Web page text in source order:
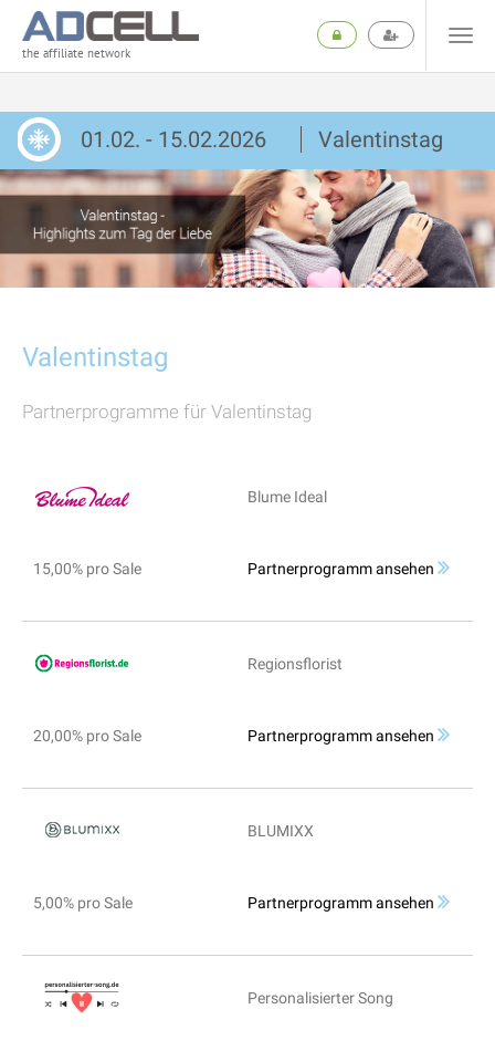
the affiliate network
01.02. - 15.02.2026 Valentinstag
Valentinstag
Partnerprogramme für Valentinstag
Blume Ideal
15,00% pro Sale Partnerprogramm ansehen
Regionsflorist
20,00% pro Sale Partnerprogramm ansehen
BLUMIXX
5,00% pro Sale Partnerprogramm ansehen
Personalisierter Song